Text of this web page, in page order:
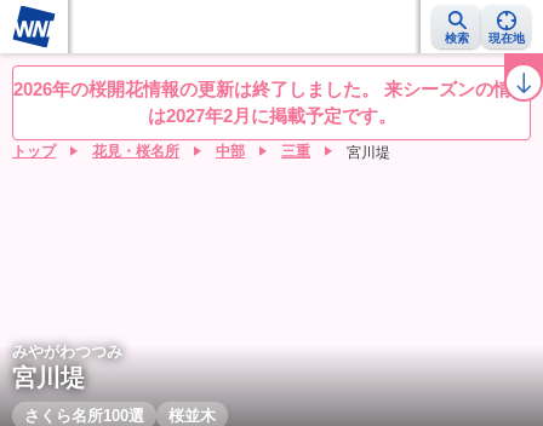
検索 現在地
桜レーダー 名所ランキング 桜開花予想NEWS お花見動画 目的別
2026年の桜開花情報の更新は終了しました。 来シーズンの情報
は2027年2月に掲載予定です。
トップ 花見・桜名所 中部 三重 宮川堤
みやがわつつみ
宮川堤
さくら名所100選 桜並木